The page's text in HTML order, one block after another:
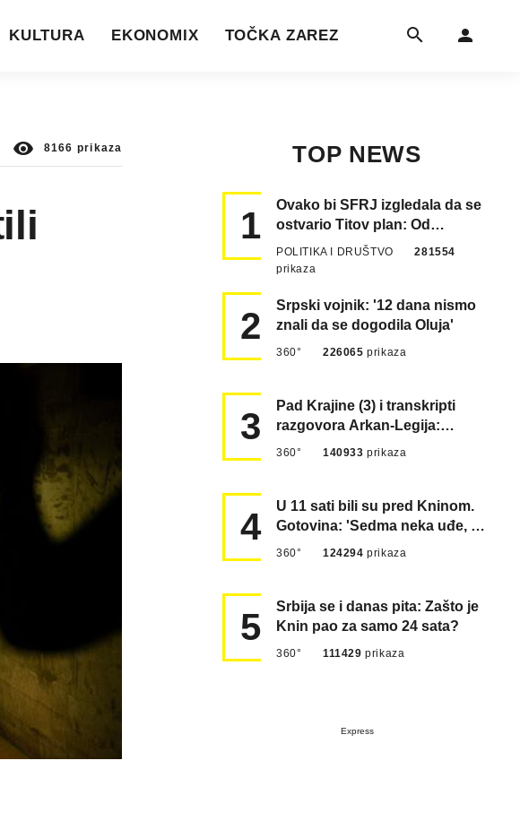
KULTURA EKONOMIX TOČKA ZAREZ
8166 prikaza TOP NEWS
1
Ovako bi SFRJ izgledala da se
ostvario Titov plan: Od
Klagenfurta do Istanbula!
POLITIKA I DRUŠTVO
281554
prikaza
2
Srpski vojnik: '12 dana nismo
znali da se dogodila Oluja'
360° 226065prikaza
3
Pad Krajine (3) i transkripti
razgovora Arkan-Legija:
'Čujem, prelazite ustašam…
360° 140933prikaza
4
U 11 sati bili su pred Kninom.
Gotovina: 'Sedma neka uđe, 4.
gardijska neka g…
360° 124294prikaza
5
Srbija se i danas pita: Zašto je
Knin pao za samo 24 sata?
360° 111429prikaza
Express